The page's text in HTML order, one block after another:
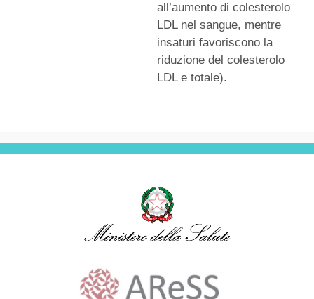
all’aumento di colesterolo
LDL nel sangue, mentre
insaturi favoriscono la
riduzione del colesterolo
LDL e totale).